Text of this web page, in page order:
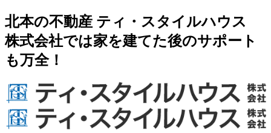
北本の不動産 ティ・スタイルハウス
株式会社では家を建てた後のサポート
も万全！